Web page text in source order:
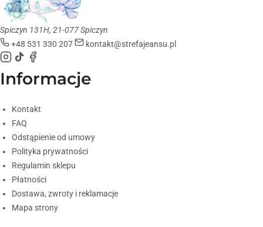
Spiczyn 131H, 21-077 Spiczyn
+48 531 330 207
kontakt@strefajeansu.pl
Informacje
Kontakt
FAQ
Odstąpienie od umowy
Polityka prywatności
Regulamin sklepu
Płatności
Dostawa, zwroty i reklamacje
Mapa strony